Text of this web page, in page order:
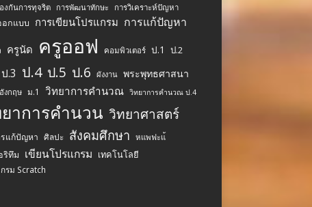
งกันการทุจริต การพัฒนาทักษะ การวิเคราะห์ปัญหา
อกแบบ การเขียนโปรแกรม การแก้ปัญหา
ครูนัด ครูออฟ คอมพิวเตอร์ ป.1 ป.2
ป.3 ป.4 ป.5 ป.6 ผังงาน พระพุทธศาสนา
งกฤษ ม.1 วิทยาการคำนวณ วิทยาการคำนวณ ป.4
าการคำนวน วิทยาศาสตร์
แก้ปัญหา ศิลปะ สังคมศึกษา หแพฟะแ้
ริทึม เขียนโปรแกรม เทคโนโลยี
รม Scratch